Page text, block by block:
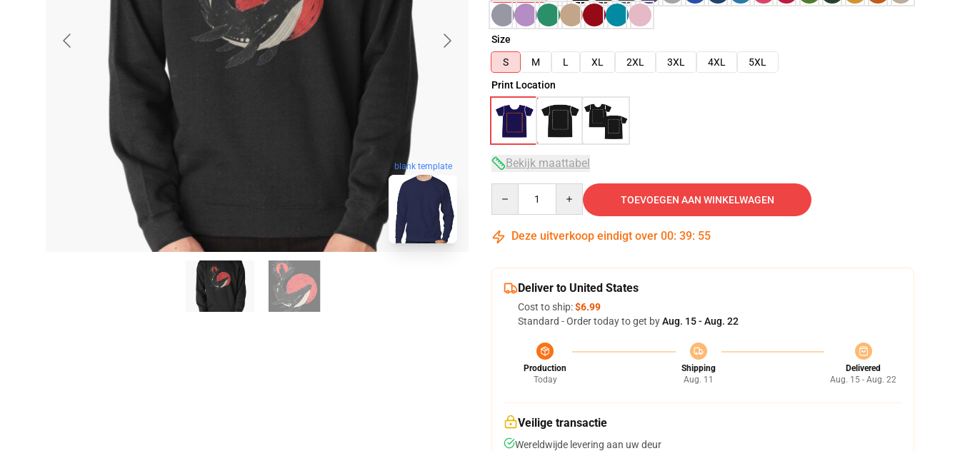
blank template
Size
S
M L XL 2XL 3XL 4XL
5XL
Print Location
Bekijk maattabel
TOEVOEGEN AAN WINKELWAGEN
Deze uitverkoop eindigt over 00: 39: 54
Deliver to United States
Cost to ship:$6.99
Standard - Order today to get byAug. 15 - Aug. 22
Production
Today
Shipping
Aug. 11
Delivered
Aug. 15 - Aug. 22
Veilige transactie
Wereldwijde levering aan uw deur